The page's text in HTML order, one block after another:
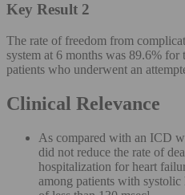
Key Result 2
The rate of freedom from
system at 6 months was 89.6%
patients who underwent an
Clinical Relevance
As compared with an ICD
did not reduce the rate of
hospitalization for heart
among patients with